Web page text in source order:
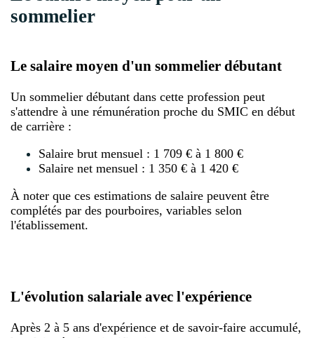
sommelier
Le salaire moyen d'un sommelier débutant
Un sommelier débutant dans cette profession peut
s'attendre à une rémunération proche du SMIC en début
de carrière :
Salaire brut mensuel : 1 709 € à 1 800 €
Salaire net mensuel : 1 350 € à 1 420 €
À noter que ces estimations de salaire peuvent être
complétés par des pourboires, variables selon
l'établissement.
L'évolution salariale avec l'expérience
Après 2 à 5 ans d'expérience et de savoir-faire accumulé,